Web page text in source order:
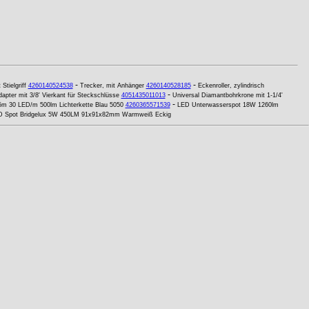
Stielgriff 4260140524538- Trecker, mit Anhänger 4260140528185- Eckenroller, zylindrisch
mit 3/8' Vierkant für Steckschlüsse 4051435011013- Universal Diamantbohrkrone mit 1-1/4'
30 LED/m 500lm Lichterkette Blau 5050 4260365571539- LED Unterwasserspot 18W 1260lm
Spot Bridgelux 5W 450LM 91x91x82mm Warmweiß Eckig